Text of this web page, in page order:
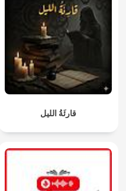
قارِئَةُ الليل